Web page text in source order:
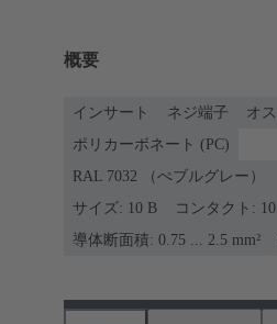
概要
インサート ネジ端子
オス
ポリカーボネート (PC)
RAL 7032 （ぺブルグレー）
サイズ: 10 B
コンタクト: 10
導体断面積: 0.75 ... 2.5 mm²